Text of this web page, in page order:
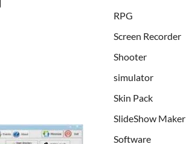
RPG
Screen Recorder
Shooter
simulator
Skin Pack
SlideShow Maker
Software